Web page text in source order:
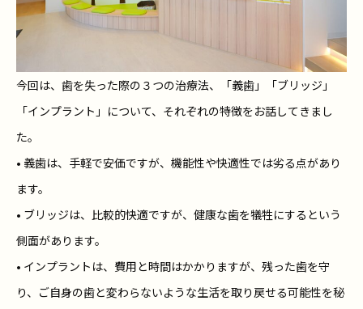
今回は、歯を失った際の３つの治療法、「義歯」「ブリッジ」
「インプラント」について、それぞれの特徴をお話してきまし
た。
• 義歯は、手軽で安価ですが、機能性や快適性では劣る点があり
ます。
• ブリッジは、比較的快適ですが、健康な歯を犠牲にするという
側面があります。
• インプラントは、費用と時間はかかりますが、残った歯を守
り、ご自身の歯と変わらないような生活を取り戻せる可能性を秘